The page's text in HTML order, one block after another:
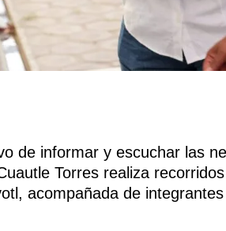
de informar y escuchar las
Torres realiza
acompañada de